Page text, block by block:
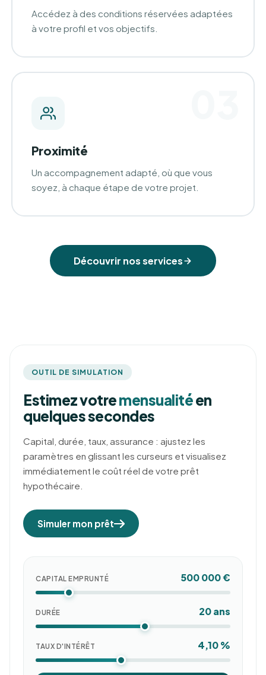
Accédez à des conditions réservées adaptées
à votre profil et vos objectifs.
Proximité
Un accompagnement adapté, où que vous
soyez, à chaque étape de votre projet.
Découvrir nos services
OUTIL DE SIMULATION
Estimez votremensualitéen
quelques secondes
Capital, durée, taux, assurance : ajustez les
paramètres en glissant les curseurs et visualisez
immédiatement le coût réel de votre prêt
hypothécaire.
Simuler mon prêt
CAPITAL EMPRUNTÉ 500 000 €
DURÉE 20 ans
TAUX D'INTÉRÊT 4,10 %